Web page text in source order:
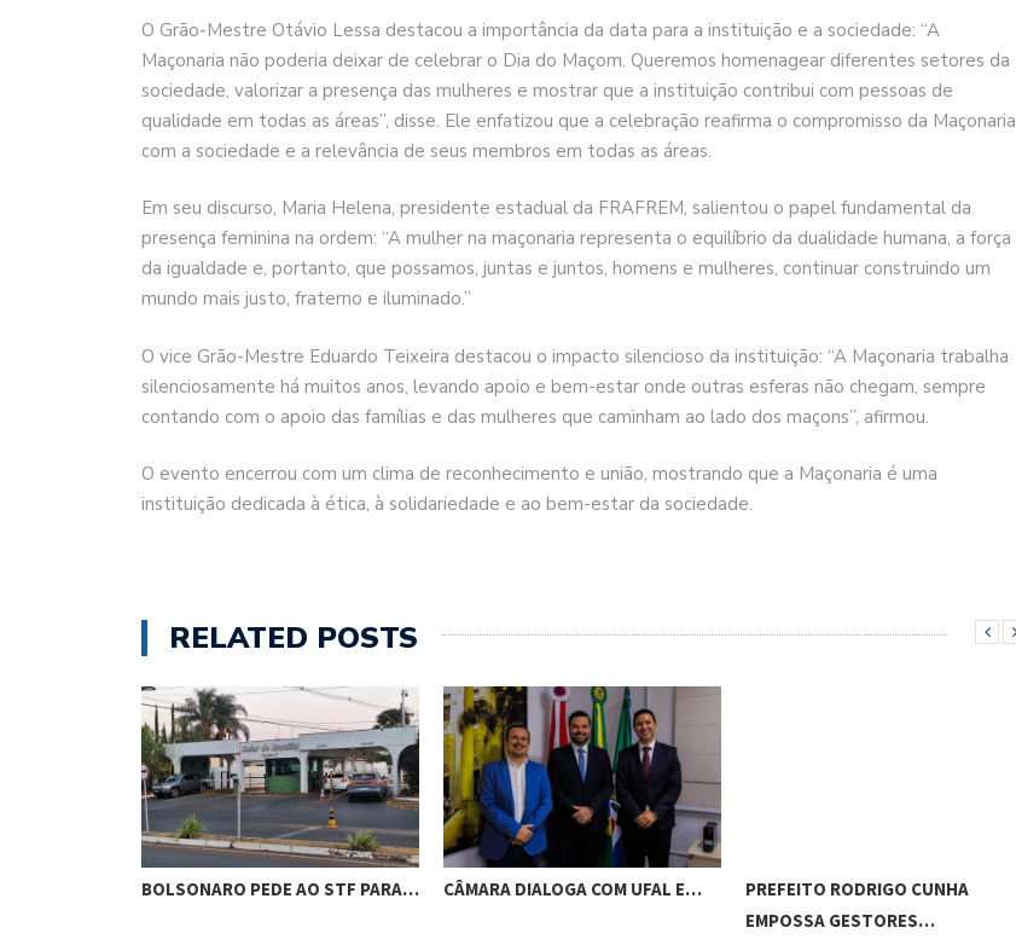
O Grão-Mestre Otávio Lessa destacou a importância da data para a instituição e a sociedade: “A
Maçonaria não poderia deixar de celebrar o Dia do Maçom. Queremos homenagear diferentes setores da
sociedade, valorizar a presença das mulheres e mostrar que a instituição contribui com pessoas de
qualidade em todas as áreas”, disse. Ele enfatizou que a celebração reafirma o compromisso da Maçonaria
com a sociedade e a relevância de seus membros em todas as áreas.
Em seu discurso, Maria Helena, presidente estadual da FRAFREM, salientou o papel fundamental da
presença feminina na ordem: “A mulher na maçonaria representa o equilíbrio da dualidade humana, a força
da igualdade e, portanto, que possamos, juntas e juntos, homens e mulheres, continuar construindo um
mundo mais justo, fraterno e iluminado.”
O vice Grão-Mestre Eduardo Teixeira destacou o impacto silencioso da instituição: “A Maçonaria trabalha
silenciosamente há muitos anos, levando apoio e bem-estar onde outras esferas não chegam, sempre
contando com o apoio das famílias e das mulheres que caminham ao lado dos maçons”, afirmou.
O evento encerrou com um clima de reconhecimento e união, mostrando que a Maçonaria é uma
instituição dedicada à ética, à solidariedade e ao bem-estar da sociedade.
RELATED POSTS
BOLSONARO PEDE AO STF PARA… CÂMARA DIALOGA COM UFAL E…
PREFEITO RODRIGO CUNHA
EMPOSSA GESTORES…